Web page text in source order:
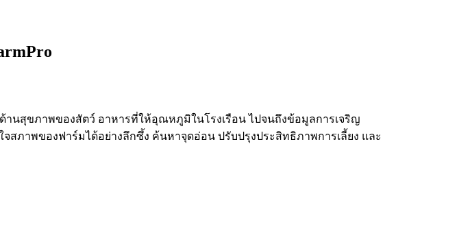
านสุขภาพของสัตว์ อาหารที่ให้อุณหภูมิในโรงเรือน ไปจนถึงข้อมูลการเจริญ
สภาพของฟาร์มได้อย่างลึกซึ้ง ค้นหาจุดอ่อน ปรับปรุงประสิทธิภาพการเลี้ยง และ